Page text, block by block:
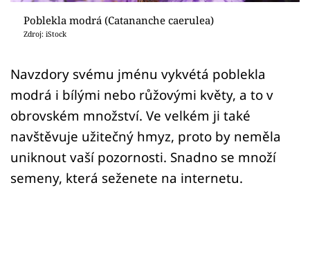
Poblekla modrá (Catananche caerulea)
Zdroj: iStock
Navzdory svému jménu vykvétá poblekla
modrá i bílými nebo růžovými květy, a to v
obrovském množství. Ve velkém ji také
navštěvuje užitečný hmyz, proto by neměla
uniknout vaší pozornosti. Snadno se množí
semeny, která seženete na internetu.